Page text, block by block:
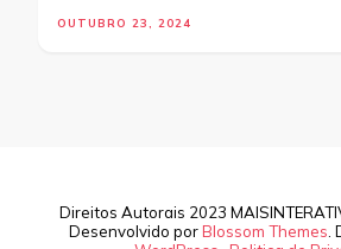
OUTUBRO 23, 2024
Direitos Autorais 2023
Desenvolvido porBlossom Themes